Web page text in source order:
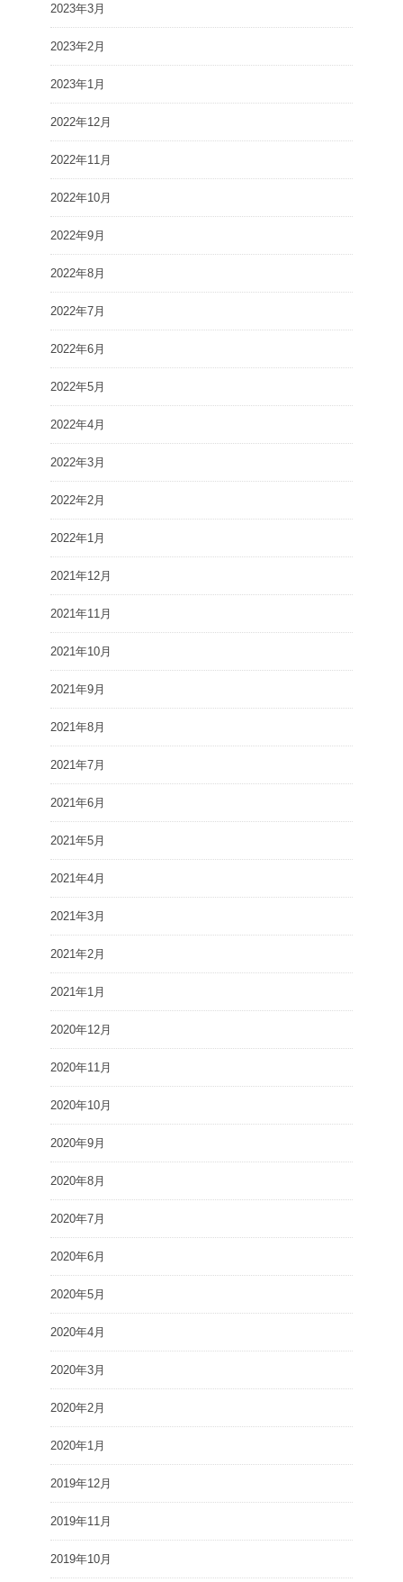
2023年3月
2023年2月
2023年1月
2022年12月
2022年11月
2022年10月
2022年9月
2022年8月
2022年7月
2022年6月
2022年5月
2022年4月
2022年3月
2022年2月
2022年1月
2021年12月
2021年11月
2021年10月
2021年9月
2021年8月
2021年7月
2021年6月
2021年5月
2021年4月
2021年3月
2021年2月
2021年1月
2020年12月
2020年11月
2020年10月
2020年9月
2020年8月
2020年7月
2020年6月
2020年5月
2020年4月
2020年3月
2020年2月
2020年1月
2019年12月
2019年11月
2019年10月